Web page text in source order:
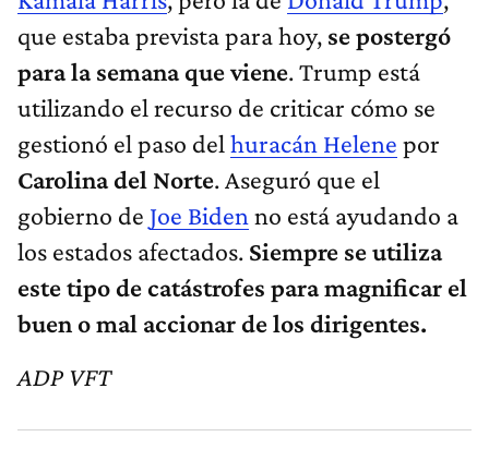
que estaba prevista para hoy, se postergó
para la semana que viene. Trump está
utilizando el recurso de criticar cómo se
gestionó el paso del huracán Helene por
Carolina del Norte. Aseguró que el
gobierno de Joe Biden no está ayudando a
los estados afectados. Siempre se utiliza
este tipo de catástrofes para magnificar el
buen o mal accionar de los dirigentes.
ADP VFT